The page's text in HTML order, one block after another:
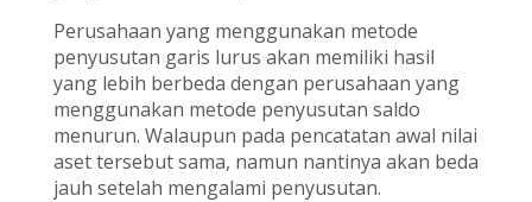
Perusahaan yang menggunakan metode
penyusutan garis lurus akan memiliki hasil
yang lebih berbeda dengan perusahaan yang
menggunakan metode penyusutan saldo
menurun. Walaupun pada pencatatan awal nilai
aset tersebut sama, namun nantinya akan beda
jauh setelah mengalami penyusutan.